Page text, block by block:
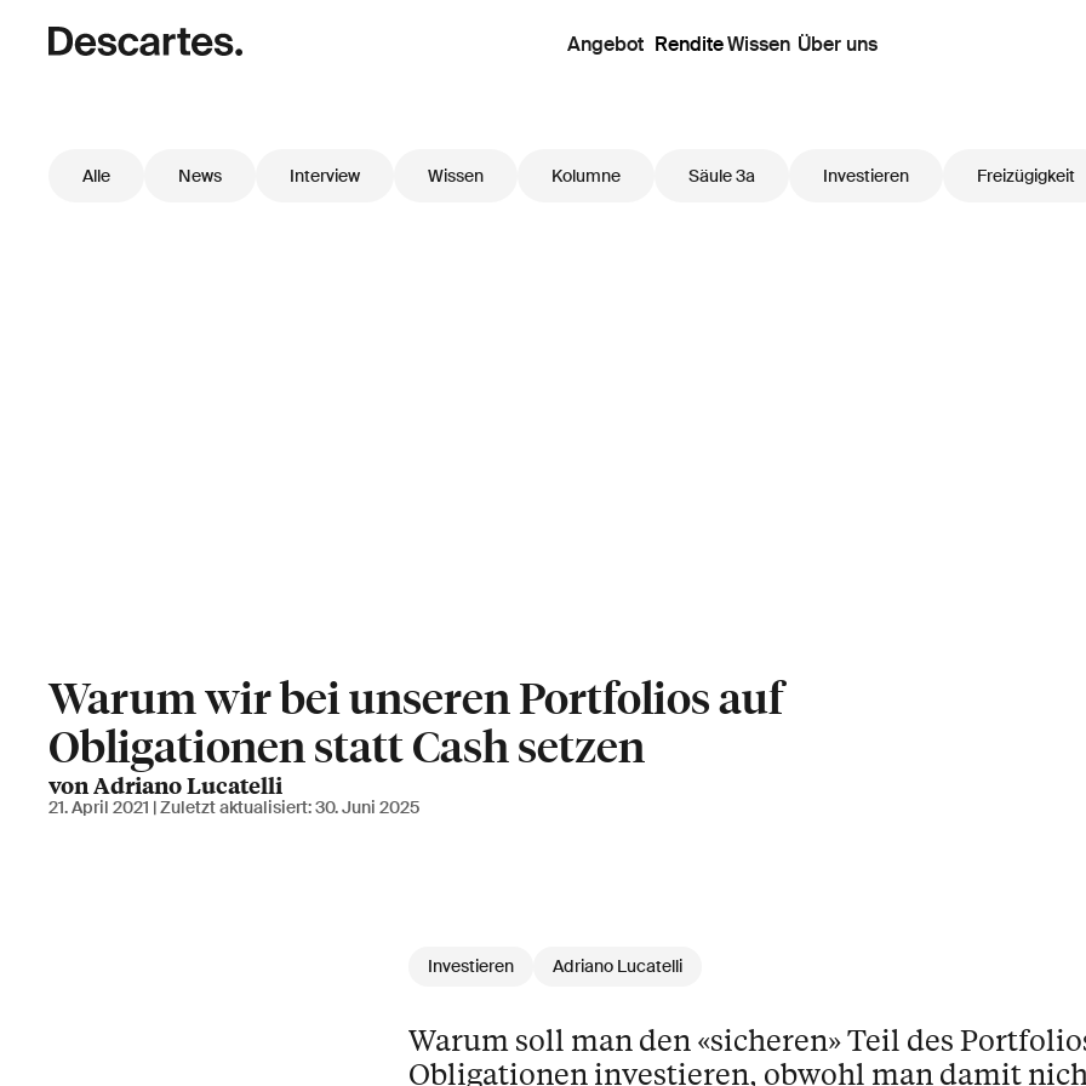
Angebot RenditeWissen Über uns
Alle News Interview Wissen Kolumne Säule 3a Investieren Freizügigkeit
Warum wir bei unseren Portfolios auf
Obligationen statt Cash setzen
von Adriano Lucatelli
21. April 2021 | Zuletzt aktualisiert:30. Juni 2025
Investieren Adriano Lucatelli
Warum soll man den «sicheren» Teil des
Obligationen investieren, obwohl man damit